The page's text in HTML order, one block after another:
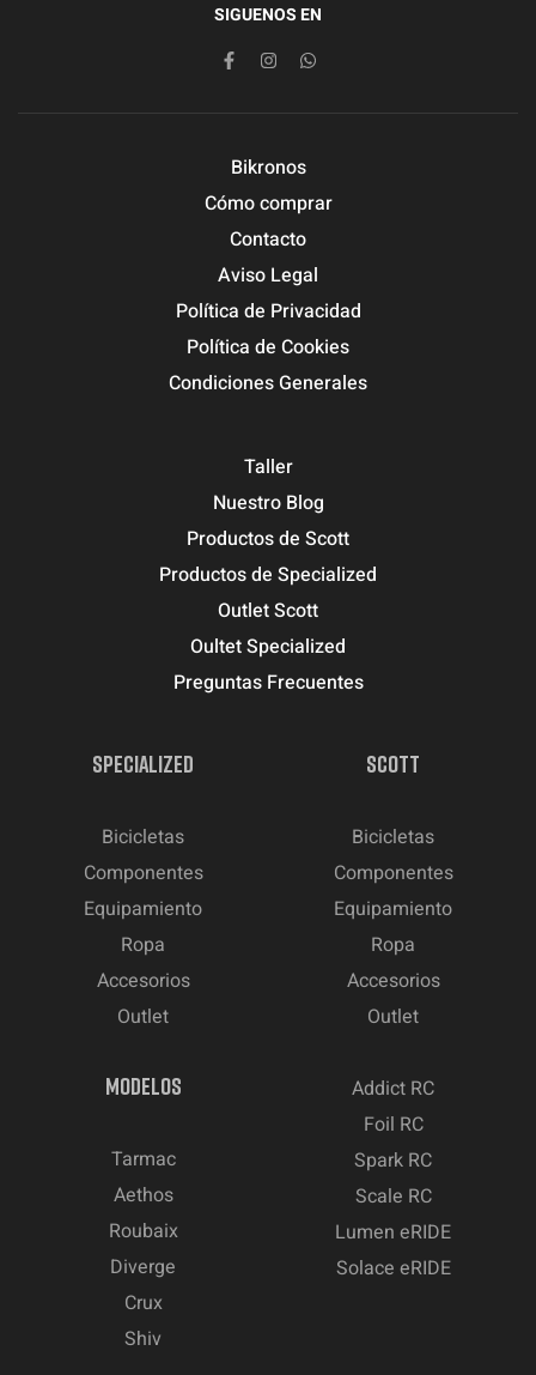
SIGUENOS EN
Bikronos
Cómo comprar
Contacto
Aviso Legal
Política de Privacidad
Política de Cookies
Condiciones Generales
Taller
Nuestro Blog
Productos de Scott
Productos de Specialized
Outlet Scott
Oultet Specialized
Preguntas Frecuentes
SPECIALIZED
Bicicletas
Componentes
Equipamiento
Ropa
Accesorios
Outlet
SCOTT
Bicicletas
Componentes
Equipamiento
Ropa
Accesorios
Outlet
MODELOS
Tarmac
Aethos
Roubaix
Diverge
Crux
Shiv
Addict RC
Foil RC
Spark RC
Scale RC
Lumen eRIDE
Solace eRIDE